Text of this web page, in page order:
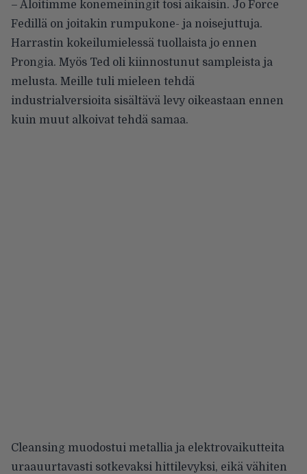
– Aloitimme konemeiningit tosi aikaisin. Jo Force
Fedillä on joitakin rumpukone- ja noisejuttuja.
Harrastin kokeilumielessä tuollaista jo ennen
Prongia. Myös Ted oli kiinnostunut sampleista ja
melusta. Meille tuli mieleen tehdä
industrialversioita sisältävä levy oikeastaan ennen
kuin muut alkoivat tehdä samaa.
Cleansing muodostui metallia ja elektrovaikutteita
uraauurtavasti sotkevaksi hittilevyksi, eikä vähiten